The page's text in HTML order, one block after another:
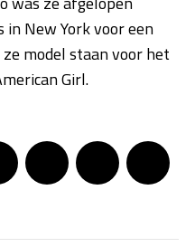
in New York voor een
model staan voor het
Girl.